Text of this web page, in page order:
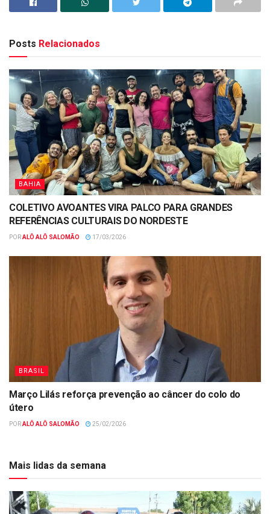
Posts Relacionados
BAHIA
COLETIVO AVOANTES VIRA PALCO PARA GRANDES
REFERÊNCIAS CULTURAIS DO NORDESTE
PORALÔ ALÔ SALOMÃO 17/03/2026
BRASIL
Março Lilás reforça prevenção ao câncer do colo do
útero
PORALÔ ALÔ SALOMÃO 25/02/2026
Mais lidas da semana